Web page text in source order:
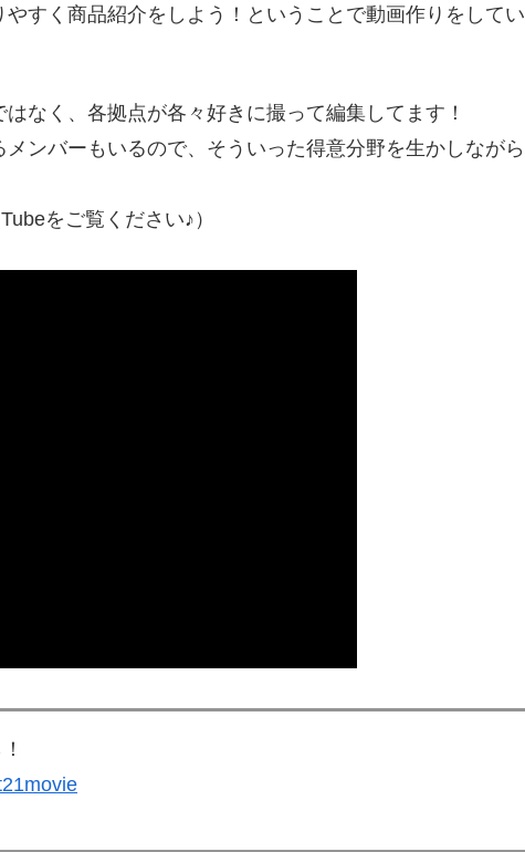
すく商品紹介をしよう！ということで動画作りをしてい
なく、各拠点が各々好きに撮って編集してます！
ンバーもいるので、そういった得意分野を生かしながら
をご覧ください♪）